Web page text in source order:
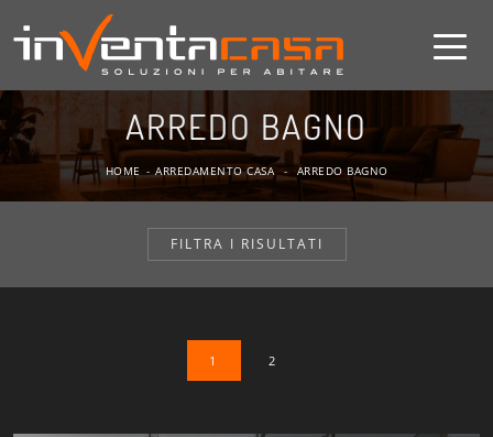
ARREDO BAGNO
HOME - ARREDAMENTO CASA - ARREDO BAGNO
FILTRA I RISULTATI
1 2